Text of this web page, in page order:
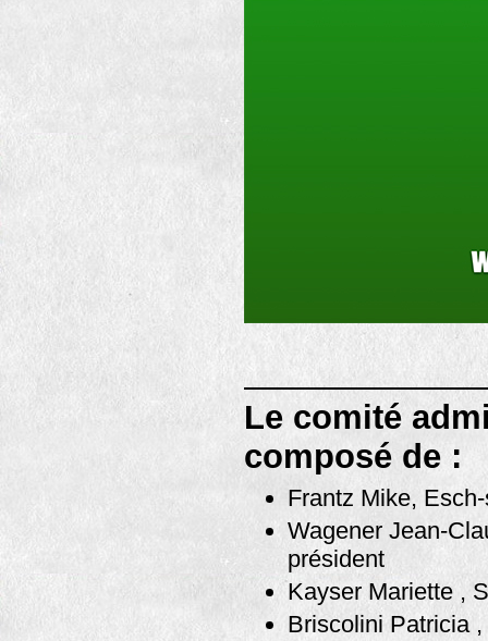
Le comité
composé de :
Frantz Mike,
Wagener Jean-
président
Kayser Mariette ,
Briscolini Patricia